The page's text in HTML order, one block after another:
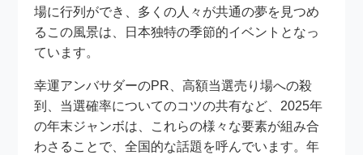
場に行列ができ、多くの人々が共通の夢を見つめ
るこの風景は、日本独特の季節的イベントとなっ
ています。
幸運アンバサダーのPR、高額当選売り場への殺
到、当選確率についてのコツの共有など、2025年
の年末ジャンボは、これらの様々な要素が組み合
わさることで、全国的な話題を呼んでいます。年